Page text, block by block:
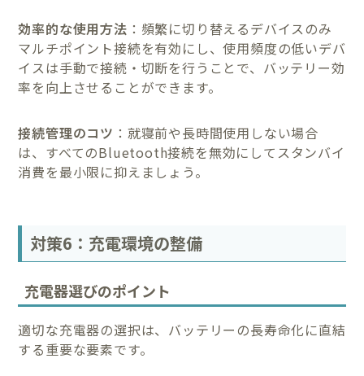
効率的な使用方法 ：頻繁に切り替えるデバイスのみ
マルチポイント接続を有効にし、使用頻度の低いデバ
イスは手動で接続・切断を行うことで、バッテリー効
率を向上させることができます。
接続管理のコツ ：就寝前や長時間使用しない場合
は、すべてのBluetooth接続を無効にしてスタンバイ
消費を最小限に抑えましょう。
対策6：充電環境の整備
充電器選びのポイント
適切な充電器の選択は、バッテリーの長寿命化に直結
する重要な要素です。